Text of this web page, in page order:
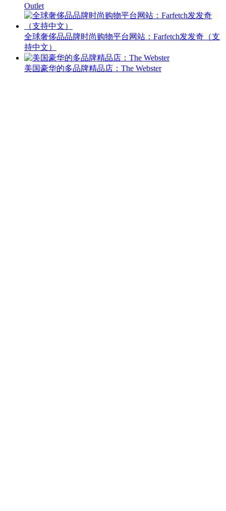
Outlet
全球奢侈品品牌时尚购物平台网站：Farfetch发发奇（支
持中文）
美国豪华的多品牌精品店：The Webster